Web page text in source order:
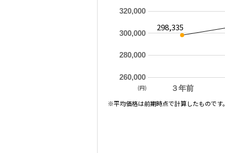
３年前
260,000
280,000
300,000
320,000
298,335
(円)
※平均価格は前期時点で計算したものです。